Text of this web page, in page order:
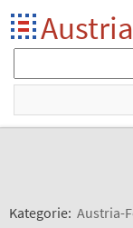
Kategorie: Austria-